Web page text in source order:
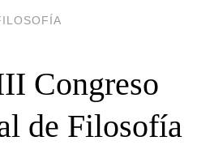
Congreso
de Filosofía